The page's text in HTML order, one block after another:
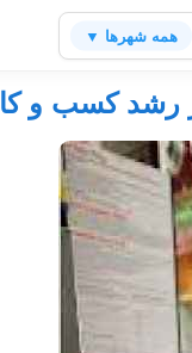
همه شهرها ▼
رشد کسب و